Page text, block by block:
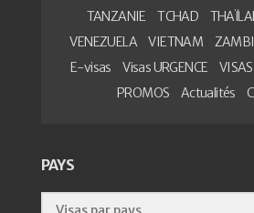
TANZANIE
TCHAD
VENEZUELA
VIETNAM
E-visas
Visas URGENCE
PROMOS
Actualités
PAYS